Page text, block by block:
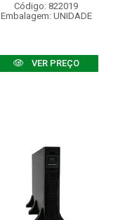
Código: 822019
Embalagem: UNIDADE
VER PREÇO